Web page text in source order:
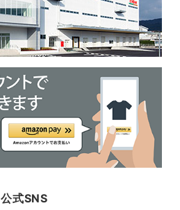
公式SNS